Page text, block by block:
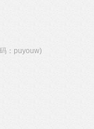
：puyouw)